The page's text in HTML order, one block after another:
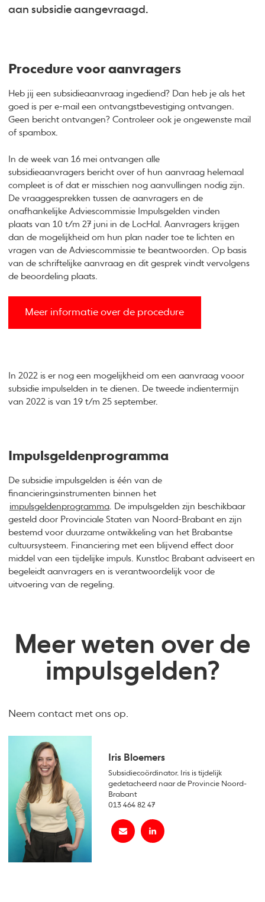
aan subsidie aangevraagd.
Procedure voor aanvragers
Heb jij een subsidieaanvraag ingediend? Dan heb je als het
goed is per e-mail een ontvangstbevestiging ontvangen.
Geen bericht ontvangen? Controleer ook je ongewenste mail
of spambox.
In de week van 16 mei ontvangen alle
subsidieaanvragers bericht over of hun aanvraag helemaal
compleet is of dat er misschien nog aanvullingen nodig zijn.
De vraaggesprekken tussen de aanvragers en de
onafhankelijke Adviescommissie Impulsgelden vinden
plaats van 10 t/m 27 juni in de LocHal. Aanvragers krijgen
dan de mogelijkheid om hun plan nader toe te lichten en
vragen van de Adviescommissie te beantwoorden. Op basis
van de schriftelijke aanvraag en dit gesprek vindt vervolgens
de beoordeling plaats.
Meer informatie over de procedure
In 2022 is er nog een mogelijkheid om een aanvraag vooor
subsidie impulselden in te dienen. De tweede indientermijn
van 2022 is van 19 t/m 25 september.
Impulsgeldenprogramma
De subsidie impulsgelden is één van de
financieringsinstrumenten binnen het
impulsgeldenprogramma . De impulsgelden zijn beschikbaar
gesteld door Provinciale Staten van Noord-Brabant en zijn
bestemd voor duurzame ontwikkeling van het Brabantse
cultuursysteem. Financiering met een blijvend effect door
middel van een tijdelijke impuls. Kunstloc Brabant adviseert en
begeleidt aanvragers en is verantwoordelijk voor de
uitvoering van de regeling.
Meer weten over de
impulsgelden?
Neem contact met ons op.
Iris Bloemers
Subsidiecoördinator. Iris is tijdelijk
gedetacheerd naar de Provincie Noord-
Brabant
013 464 82 47